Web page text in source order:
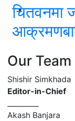
चितवनमा
Our Team
Shishir Simkhada
Editor-in-Chief
Akash Banjara